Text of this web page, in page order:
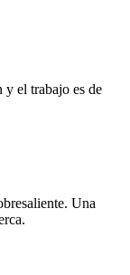
y el trabajo es de
Una